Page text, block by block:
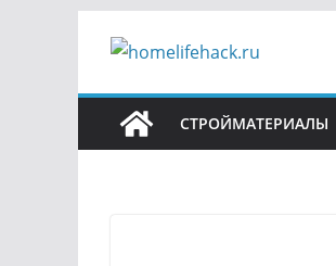
СТРОЙМАТЕРИАЛЫ